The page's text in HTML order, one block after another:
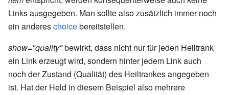
Links ausgegeben. Man sollte also zusätzlich immer noch
ein andereschoicebereitstellen.
show="quality"bewirkt, dass nicht nur für jeden Heiltrank
ein Link erzeugt wird, sondern hinter jedem Link auch
noch der Zustand (Qualität) des Heiltrankes angegeben
ist. Hat der Held in diesem Beispiel also mehrere